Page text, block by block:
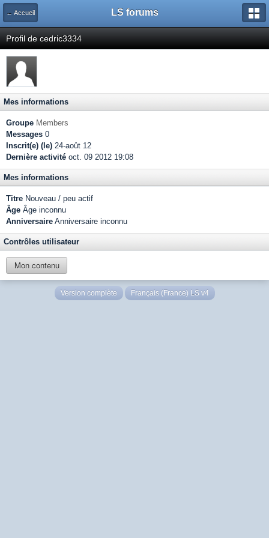
← Accueil LS forums
Profil de cedric3334
Mes informations
Groupe Members
Messages 0
Inscrit(e) (le) 24-août 12
Dernière activité oct. 09 2012 19:08
Mes informations
Titre Nouveau / peu actif
Âge Âge inconnu
Anniversaire Anniversaire inconnu
Contrôles utilisateur
Mon contenu
Version complète Français (France) LS v4